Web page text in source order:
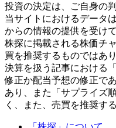
投資の決定は、ご自身の
当サイトにおけるデータ
からの情報の提供を受け
株探に掲載される株価チ
買を推奨するものではあり
決算を扱う記事における
修正か配当予想の修正で
あり、また「サプライズ
く、また、売買を推奨す